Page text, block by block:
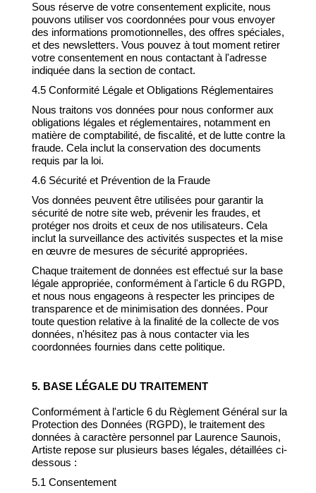
Sous réserve de votre consentement explicite, nous
pouvons utiliser vos coordonnées pour vous envoyer
des informations promotionnelles, des offres spéciales,
et des newsletters. Vous pouvez à tout moment retirer
votre consentement en nous contactant à l'adresse
indiquée dans la section de contact.
4.5 Conformité Légale et Obligations Réglementaires
Nous traitons vos données pour nous conformer aux
obligations légales et réglementaires, notamment en
matière de comptabilité, de fiscalité, et de lutte contre la
fraude. Cela inclut la conservation des documents
requis par la loi.
4.6 Sécurité et Prévention de la Fraude
Vos données peuvent être utilisées pour garantir la
sécurité de notre site web, prévenir les fraudes, et
protéger nos droits et ceux de nos utilisateurs. Cela
inclut la surveillance des activités suspectes et la mise
en œuvre de mesures de sécurité appropriées.
Chaque traitement de données est effectué sur la base
légale appropriée, conformément à l'article 6 du RGPD,
et nous nous engageons à respecter les principes de
transparence et de minimisation des données. Pour
toute question relative à la finalité de la collecte de vos
données, n'hésitez pas à nous contacter via les
coordonnées fournies dans cette politique.
5. BASE LÉGALE DU TRAITEMENT
Conformément à l'article 6 du Règlement Général sur la
Protection des Données (RGPD), le traitement des
données à caractère personnel par Laurence Saunois,
Artiste repose sur plusieurs bases légales, détaillées ci-
dessous :
5.1 Consentement